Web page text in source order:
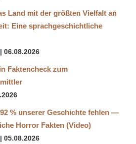
Land mit der größten Vielfalt an
Eine sprachgeschichtliche
06.08.2026
Faktencheck zum
% unserer Geschichte fehlen —
Horror Fakten (Video)
05.08.2026